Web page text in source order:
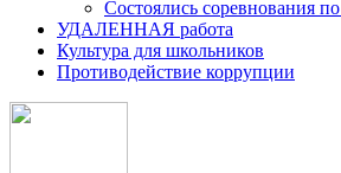
Состоялись соревнования
УДАЛЕННАЯ работа
Культура для школьников
Противодействие коррупции